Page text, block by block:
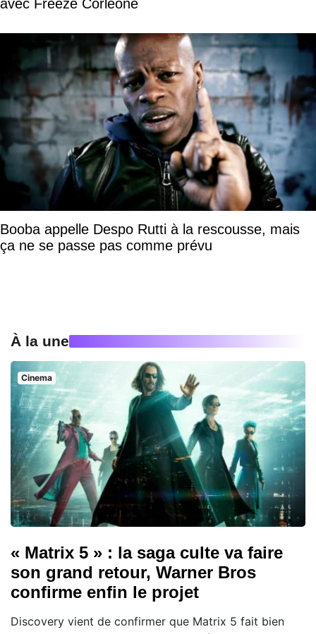
avec Freeze Corleone
Booba appelle Despo Rutti à la rescousse, mais
ça ne se passe pas comme prévu
À la une
Cinema
« Matrix 5 » : la saga culte va faire
son grand retour, Warner Bros
confirme enfin le projet
Discovery vient de confirmer que Matrix 5 fait bien